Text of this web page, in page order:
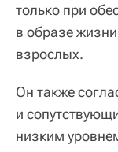
только при
в образе
взрослых.
Он также
и
низким